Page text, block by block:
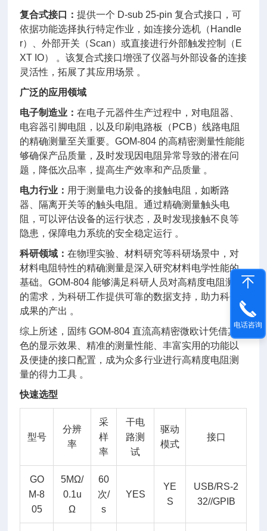
复合式接口：提供一个 D-sub 25-pin 复合式接口，可
依据功能选择执行特定作业，如连接分选机（Handle
r）、外部开关（Scan）或直接进行外部触发控制（E
XT IO） 。该复合式接口增强了仪器与外部设备的连接
灵活性，拓展了其应用场景 。
广泛的应用领域
电子制造业：在电子元器件生产过程中，对电阻器、
电容器引脚电阻，以及印刷电路板（PCB）线路电阻
的精确测量至关重要。GOM-804 的高精密测量性能能
够确保产品质量，及时发现因电阻异常导致的潜在问
题，降低次品率，提高生产效率和产品质量 。
电力行业： 用于测量电力设备的接触电阻，如断路
器、隔离开关等的触头电阻。通过精确测量触头电
阻，可以评估设备的运行状态，及时发现接触不良等
隐患，保障电力系统的安全稳定运行 。
科研领域：在物理实验、材料研究等科研场景中，对
材料电阻特性的精确测量是深入研究材料电学性能的
基础。GOM-804 能够满足科研人员对高精度电阻测量
的需求，为科研工作提供可靠的数据支持，助力科研
成果的产出 。
综上所述，固纬 GOM-804 直流高精密微欧计凭借其出
色的显示效果、精准的测量性能、丰富实用的功能以
及便捷的接口配置，成为众多行业进行高精度电阻测
量的得力工具 。
快速选型
型号
分辨
率
采
样
率
干电
路测
试
驱动
模式
接口
GO
M-8
05
5MΩ/
0.1u
Ω
60
次/
s
YES
YE
S
USB/RS-2
32//GPIB
电话咨询